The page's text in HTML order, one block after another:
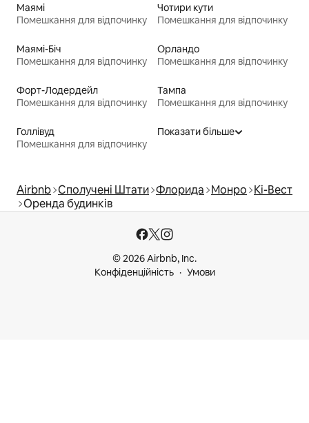
Маямі
Помешкання для відпочинку
Чотири кути
Помешкання для відпочинку
Маямі-Біч
Помешкання для відпочинку
Орландо
Помешкання для відпочинку
Форт-Лодердейл
Помешкання для відпочинку
Тампа
Помешкання для відпочинку
Голлівуд
Помешкання для відпочинку
Показати більше
Airbnb Сполучені Штати Флорида Монро Кі-Вест
Оренда будинків
© 2026 Airbnb, Inc.
Конфіденційність
Умови